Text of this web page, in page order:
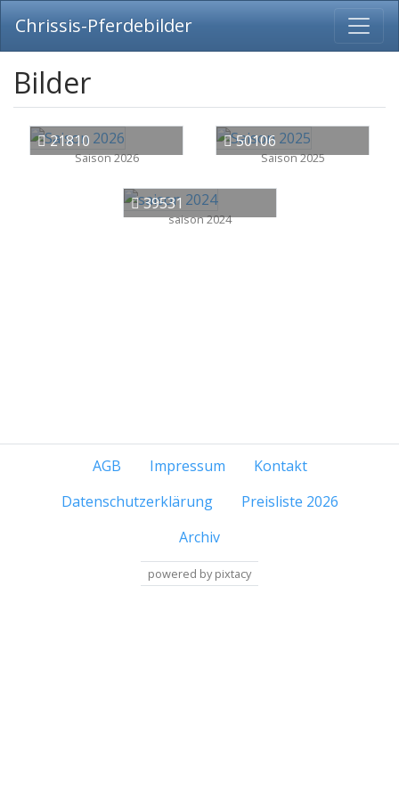
Chrissis-Pferdebilder
Bilder
21810
Saison 2026
50106
Saison 2025
39531
saison 2024
AGB Impressum
Kontakt
Datenschutzerklärung
Preisliste 2026
Archiv
powered by pixtacy